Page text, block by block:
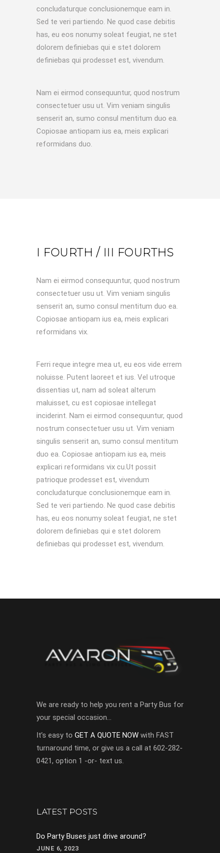
concludaturque conclusionemque eam in.
Sed te veri partiendo. Ne quod case debitis
has, eu eos nonumy soleat feugiat, ne stet
dolorem definiebas qui e stet dolorem
definiebas qui prodesset est, vivendum.
Nam ei eirmod consequuntur, quod nostrum
consectetuer usu ut. Vim veniam singulis
senserit an, sumo consul mentitum duo ea.
Copiosae antiopam ius ea, meis explicari
reformidans duo.
I FOURTH / III FOURTHS
Nam ei eirmod consequuntur, quod nostrum
consectetuer usu ut. Vim veniam singulis
senserit an, sumo consul mentitum duo ea.
Copiosae antiopam ius ea, meis explicari
reformidans vix.
Ferri reque integre mea ut, eu eos vide errem
noluisse. Putent laoreet et ius. Vel utroque
dissentias ut, nam ad soleat alterum
maluisset, cu est copiosae intellegat
inciderint. Nam ei eirmod consequuntur, quod
nostrum consectetuer usu ut. Vim veniam
singulis senserit an, sumo consul mentitum
duo ea. Copiosae antiopam ius ea, meis
explicari reformidans vix cu.Ut possit
patrioque prodesset est, vivendum
concludaturque conclusionemque eam in.
Sed te veri partiendo. Ne quod case debitis
has, eu eos nonumy soleat feugiat, ne stet
dolorem definiebas qui e stet dolorem
definiebas qui prodesset est, vivendum.
We are ready to help you rent a Party Bus for
your special occasion…
It’s easy to GET A QUOTE NOW with FAST
turnaround time, or give us a call at 602-282-
0421, option 1 -or- text us.
LATEST POSTS
Do Party Buses just drive around?
JUNE 6, 2023